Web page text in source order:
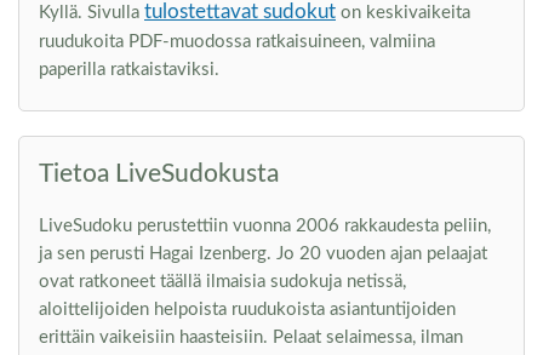
Kyllä. Sivulla tulostettavat sudokut on keskivaikeita
ruudukoita PDF-muodossa ratkaisuineen, valmiina
paperilla ratkaistaviksi.
Tietoa LiveSudokusta
LiveSudoku perustettiin vuonna 2006 rakkaudesta peliin,
ja sen perusti Hagai Izenberg. Jo 20 vuoden ajan pelaajat
ovat ratkoneet täällä ilmaisia sudokuja netissä,
aloittelijoiden helpoista ruudukoista asiantuntijoiden
erittäin vaikeisiin haasteisiin. Pelaat selaimessa, ilman